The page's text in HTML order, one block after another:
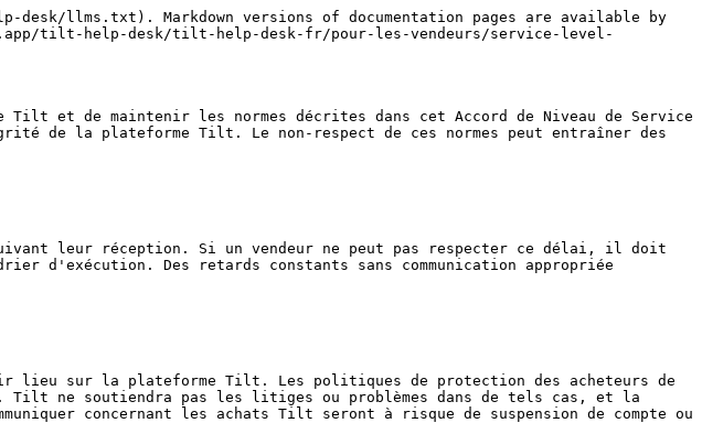
llms.txt). Markdown versions of documentation pages are available by
tilt-help-desk/tilt-help-desk-fr/pour-les-vendeurs/service-level-
et de maintenir les normes décrites dans cet Accord de Niveau de Service
de la plateforme Tilt. Le non-respect de ces normes peut entraîner des
leur réception. Si un vendeur ne peut pas respecter ce délai, il doit
d'exécution. Des retards constants sans communication appropriée
lieu sur la plateforme Tilt. Les politiques de protection des acheteurs de
Tilt ne soutiendra pas les litiges ou problèmes dans de tels cas, et la
concernant les achats Tilt seront à risque de suspension de compte ou